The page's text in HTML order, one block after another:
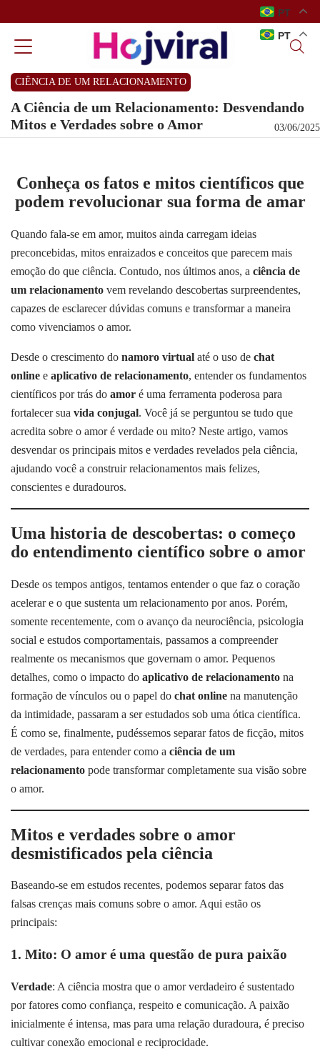
PT
PT
CIÊNCIA DE UM RELACIONAMENTO
A Ciência de um Relacionamento: Desvendando
Mitos e Verdades sobre o Amor
03/06/2025
Conheça os fatos e mitos científicos que
podem revolucionar sua forma de amar
Quando fala-se em amor, muitos ainda carregam ideias
preconcebidas, mitos enraizados e conceitos que parecem mais
emoção do que ciência. Contudo, nos últimos anos, a ciência de
um relacionamento vem revelando descobertas surpreendentes,
capazes de esclarecer dúvidas comuns e transformar a maneira
como vivenciamos o amor.
Desde o crescimento do namoro virtual até o uso de chat
online e aplicativo de relacionamento, entender os fundamentos
científicos por trás do amor é uma ferramenta poderosa para
fortalecer sua vida conjugal. Você já se perguntou se tudo que
acredita sobre o amor é verdade ou mito? Neste artigo, vamos
desvendar os principais mitos e verdades revelados pela ciência,
ajudando você a construir relacionamentos mais felizes,
conscientes e duradouros.
Uma historia de descobertas: o começo
do entendimento científico sobre o amor
Desde os tempos antigos, tentamos entender o que faz o coração
acelerar e o que sustenta um relacionamento por anos. Porém,
somente recentemente, com o avanço da neurociência, psicologia
social e estudos comportamentais, passamos a compreender
realmente os mecanismos que governam o amor. Pequenos
detalhes, como o impacto do aplicativo de relacionamento na
formação de vínculos ou o papel do chat online na manutenção
da intimidade, passaram a ser estudados sob uma ótica científica.
É como se, finalmente, pudéssemos separar fatos de ficção, mitos
de verdades, para entender como a ciência de um
relacionamento pode transformar completamente sua visão sobre
o amor.
Mitos e verdades sobre o amor
desmistificados pela ciência
Baseando-se em estudos recentes, podemos separar fatos das
falsas crenças mais comuns sobre o amor. Aqui estão os
principais:
1. Mito: O amor é uma questão de pura paixão
Verdade: A ciência mostra que o amor verdadeiro é sustentado
por fatores como confiança, respeito e comunicação. A paixão
inicialmente é intensa, mas para uma relação duradoura, é preciso
cultivar conexão emocional e reciprocidade.